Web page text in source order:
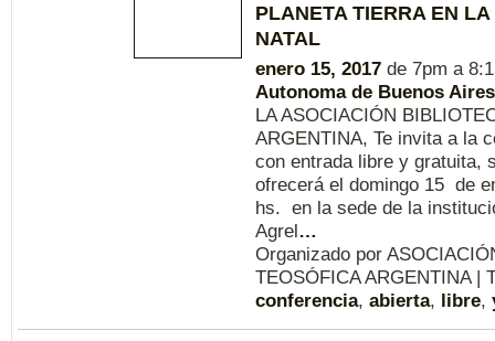
PLANETA TIERRA EN LA
NATAL
enero 15, 2017 de 7pm a
Autonoma de Buenos Aires
LA ASOCIACIÓN
ARGENTINA, Te invita a la
con entrada libre y gratuita,
ofrecerá el domingo 15 de
hs. en la sede de la
Agrel…
Organizado por
TEOSÓFICA ARGENTINA |
conferencia, abierta, libre,